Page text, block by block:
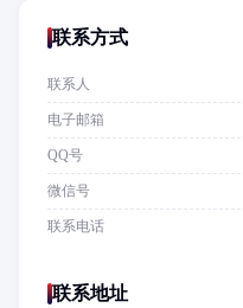
联系方式
联系人
电子邮箱
QQ号
微信号
联系电话
联系地址